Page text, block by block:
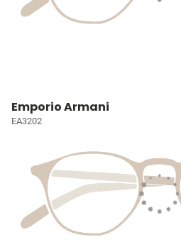
Emporio Armani
EA3202